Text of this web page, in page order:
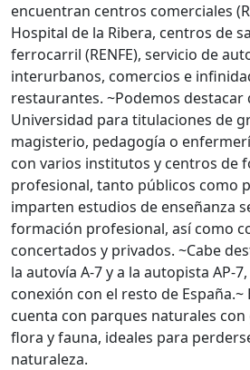
encuentran centros comerciales
Hospital de la Ribera, centros de
ferrocarril (RENFE), servicio de
interurbanos, comercios e
restaurantes. ~Podemos destacar
Universidad para titulaciones de
magisterio, pedagogía o
con varios institutos y centros de
profesional, tanto públicos como
imparten estudios de enseñanza
formación profesional, así como
concertados y privados. ~Cabe
la autovía A-7 y a la autopista AP-
conexión con el resto de
cuenta con parques naturales
flora y fauna, ideales para
naturaleza.